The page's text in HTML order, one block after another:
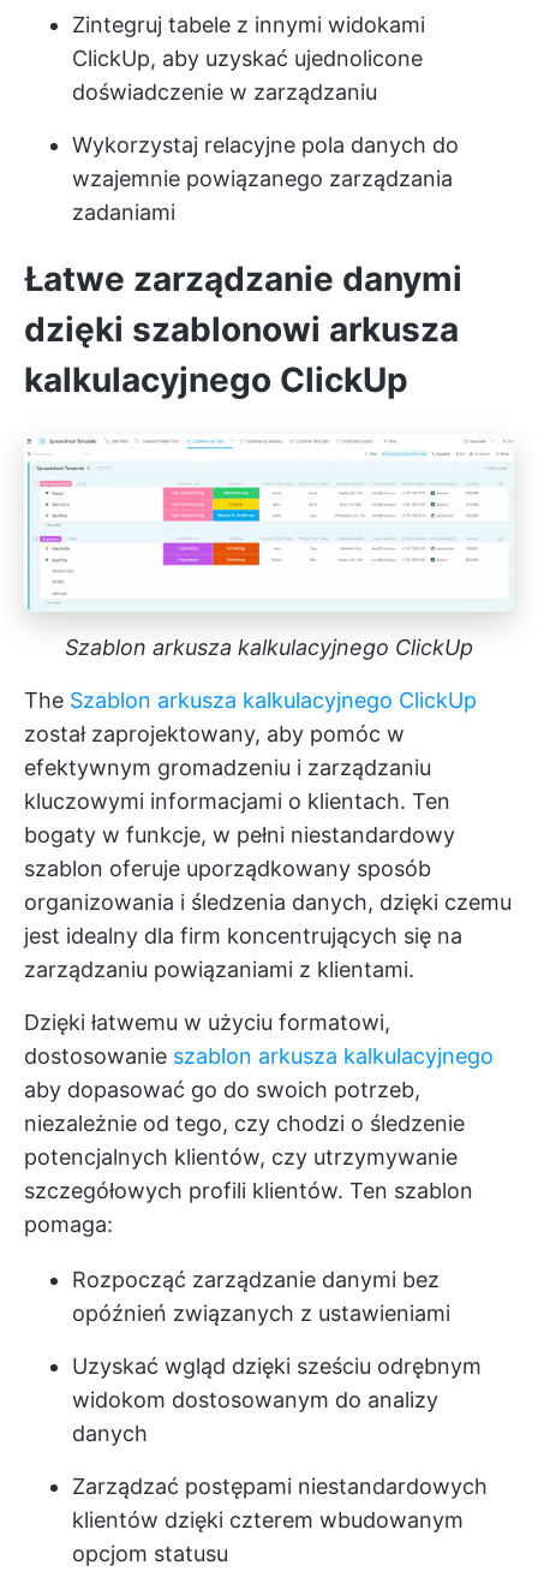
Zintegruj tabele z innymi widokami
ClickUp, aby uzyskać ujednolicone
doświadczenie w zarządzaniu
Wykorzystaj relacyjne pola danych do
wzajemnie powiązanego zarządzania
zadaniami
Łatwe zarządzanie danymi
dzięki szablonowi arkusza
kalkulacyjnego ClickUp
Szablon arkusza kalkulacyjnego ClickUp
The Szablon arkusza kalkulacyjnego ClickUp
został zaprojektowany, aby pomóc w
efektywnym gromadzeniu i zarządzaniu
kluczowymi informacjami o klientach. Ten
bogaty w funkcje, w pełni niestandardowy
szablon oferuje uporządkowany sposób
organizowania i śledzenia danych, dzięki czemu
jest idealny dla firm koncentrujących się na
zarządzaniu powiązaniami z klientami.
Dzięki łatwemu w użyciu formatowi,
dostosowanie szablon arkusza kalkulacyjnego
aby dopasować go do swoich potrzeb,
niezależnie od tego, czy chodzi o śledzenie
potencjalnych klientów, czy utrzymywanie
szczegółowych profili klientów. Ten szablon
pomaga:
Rozpocząć zarządzanie danymi bez
opóźnień związanych z ustawieniami
Uzyskać wgląd dzięki sześciu odrębnym
widokom dostosowanym do analizy
danych
Zarządzać postępami niestandardowych
klientów dzięki czterem wbudowanym
opcjom statusu